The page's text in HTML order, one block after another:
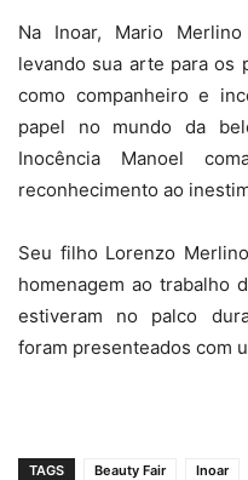
Na Inoar, Mario
levando sua arte para os
como companheiro e
papel no mundo da
Inocência Manoel
reconhecimento ao
Seu filho Lorenzo
homenagem ao trabalho
estiveram no palco
foram presenteados com
TAGS Beauty Fair Inoar